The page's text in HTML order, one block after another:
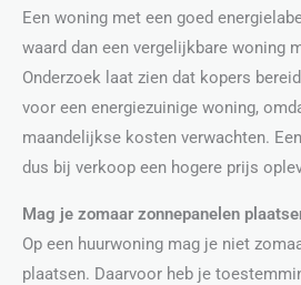
Een woning met een goed
waard dan een vergelijkbare woning
Onderzoek laat zien dat kopers
voor een energiezuinige woning,
maandelijkse kosten verwachten.
dus bij verkoop een hogere prijs
Mag je zomaar zonnepanelen
Op een huurwoning mag je niet
plaatsen. Daarvoor heb je